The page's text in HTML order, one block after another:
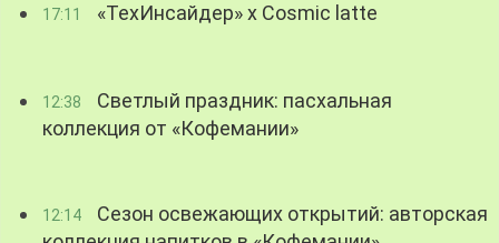
17:11 «ТехИнсайдер» х Cosmic latte
12:38
Светлый праздник: пасхальная
коллекция от «Кофемании»
12:14
Сезон освежающих открытий: авторская